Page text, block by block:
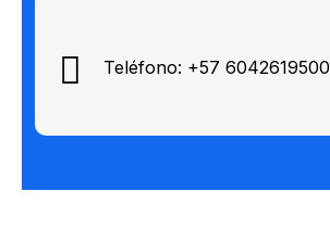
Teléfono: +57 6042619500